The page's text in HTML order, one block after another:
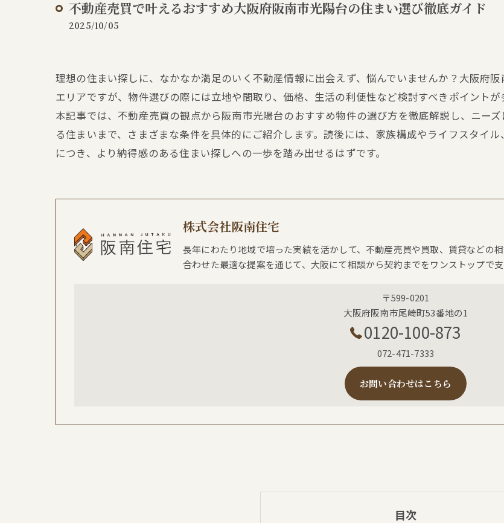
不動産売買で叶えるおすすめ大阪府阪南市光陽台の住まい選び徹底ガイド
2025/10/05
理想の住まい探しに、なかなか満足のいく不動産情報に出会えず、悩んでいませんか？大阪府
エリアですが、物件選びの際には立地や間取り、価格、生活の利便性など検討すべきポイント
本記事では、不動産売買の観点から阪南市光陽台のおすすめ物件の選び方を徹底解説し、ニー
る住まいまで、さまざまな条件を具体的にご紹介します。読後には、家族構成やライフスタイ
につき、より納得感のある住まい探しへの一歩を踏み出せるはずです。
株式会社阪南住宅
長年にわたり地域で培った実績を活かして、不動産売買や買取、賃貸などの
合わせた最適な提案を通じて、大阪にて相談から契約までをワンストップで支
〒599-0201
大阪府阪南市尾崎町53番地の1
0120-100-873
072-471-7333
お問い合わせはこちら
目次